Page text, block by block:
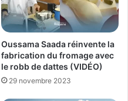
Oussama Saada réinvente la
fabrication du fromage avec
le robb de dattes (VIDÉO)
29 novembre 2023